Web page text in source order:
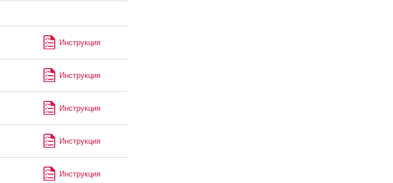
Инструкция
Инструкция
Инструкция
Инструкция
Инструкция